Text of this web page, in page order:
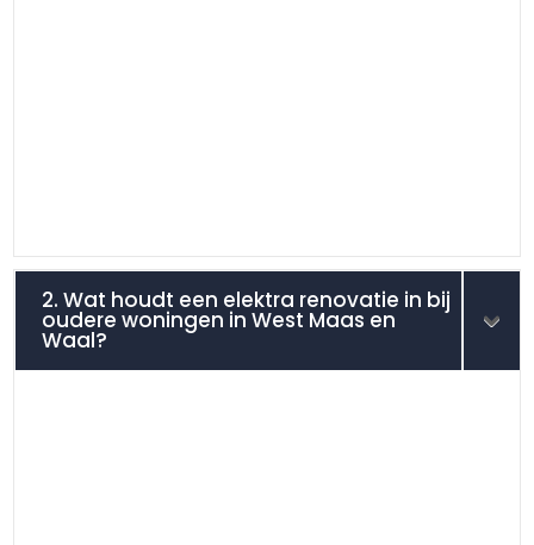
2. Wat houdt een elektra renovatie in bij
oudere woningen in West Maas en
Waal?